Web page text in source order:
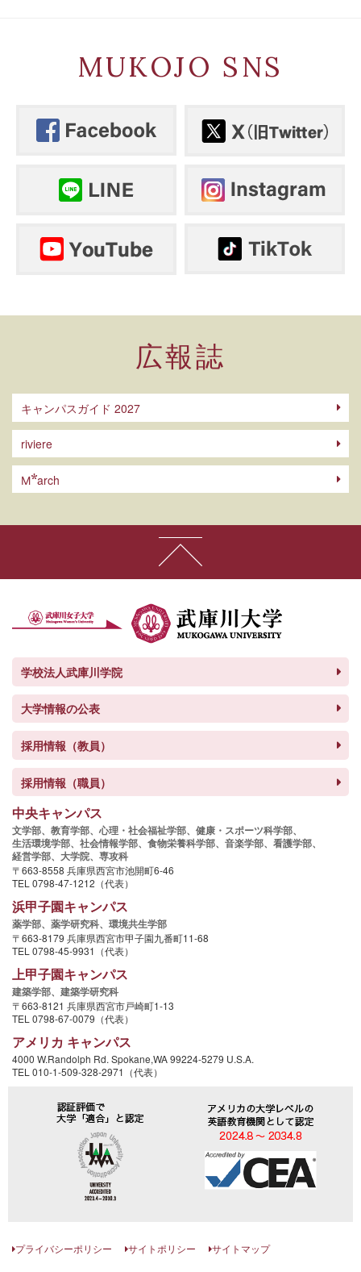
MUKOJO SNS
広報誌
キャンパスガイド 2027
riviere
M arch
学校法人武庫川学院
大学情報の公表
採用情報（教員）
採用情報（職員）
中央キャンパス
文学部、 教育学部、 心理・社会福祉学部、 健康・スポーツ科学部、
生活環境学部、 社会情報学部、 食物栄養科学部、 音楽学部、 看護学部、
経営学部、 大学院、 専攻科
〒663-8558 兵庫県西宮市池開町6-46
TEL 0798-47-1212（代表）
浜甲子園キャンパス
薬学部、 薬学研究科、 環境共生学部
〒663-8179 兵庫県西宮市甲子園九番町11-68
TEL 0798-45-9931（代表）
上甲子園キャンパス
建築学部、 建築学研究科
〒663-8121 兵庫県西宮市戸崎町1-13
TEL 0798-67-0079（代表）
アメリカ キャンパス
4000 W.Randolph Rd. Spokane,WA 99224-5279 U.S.A.
TEL 010-1-509-328-2971（代表）
プライバシーポリシー サイトポリシー サイトマップ